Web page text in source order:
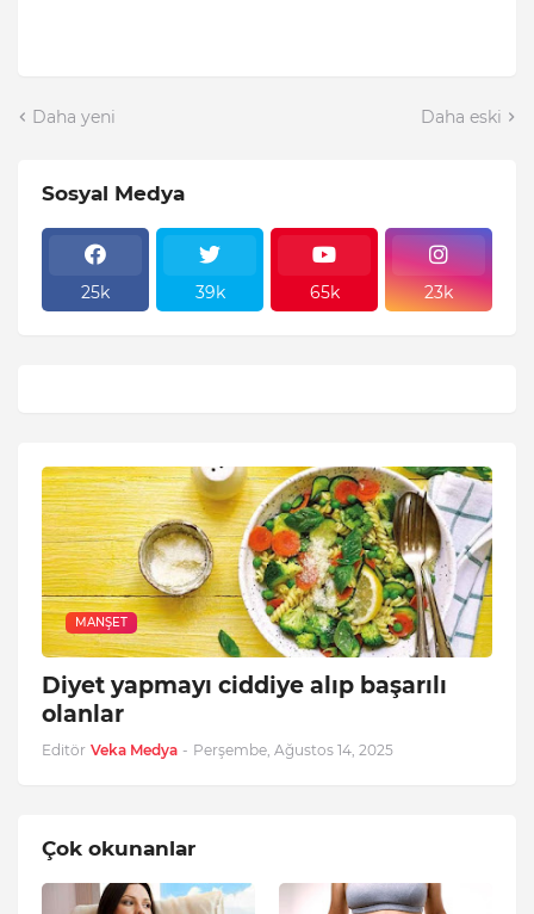
Daha yeni Daha eski
Sosyal Medya
25k 39k 65k 23k
MANŞET
Diyet yapmayı ciddiye alıp başarılı
olanlar
Editör Veka Medya - Perşembe, Ağustos 14, 2025
Çok okunanlar